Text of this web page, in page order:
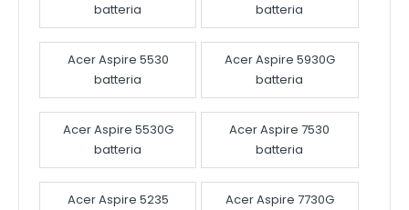
batteria
batteria
Acer Aspire 5530
batteria
Acer Aspire 5930G
batteria
Acer Aspire 5530G
batteria
Acer Aspire 7530
batteria
Acer Aspire 5235
Acer Aspire 7730G